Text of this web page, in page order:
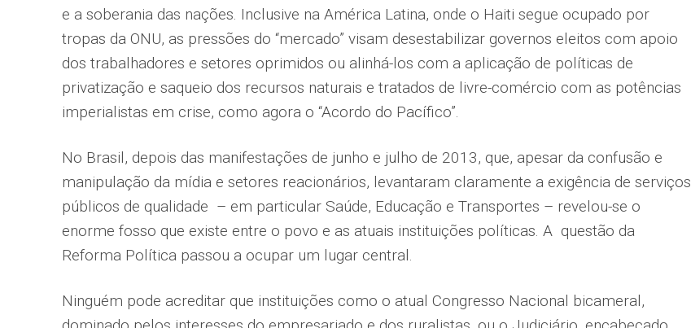
e a soberania das nações. Inclusive na América Latina, onde o Haiti segue ocupado por
tropas da ONU, as pressões do “mercado” visam desestabilizar governos eleitos com apoio
dos trabalhadores e setores oprimidos ou alinhá-los com a aplicação de políticas de
privatização e saqueio dos recursos naturais e tratados de livre-comércio com as potências
imperialistas em crise, como agora o “Acordo do Pacífico”.
No Brasil, depois das manifestações de junho e julho de 2013, que, apesar da confusão e
manipulação da mídia e setores reacionários, levantaram claramente a exigência de serviços
públicos de qualidade – em particular Saúde, Educação e Transportes – revelou-se o
enorme fosso que existe entre o povo e as atuais instituições políticas. A questão da
Reforma Política passou a ocupar um lugar central.
Ninguém pode acreditar que instituições como o atual Congresso Nacional bicameral,